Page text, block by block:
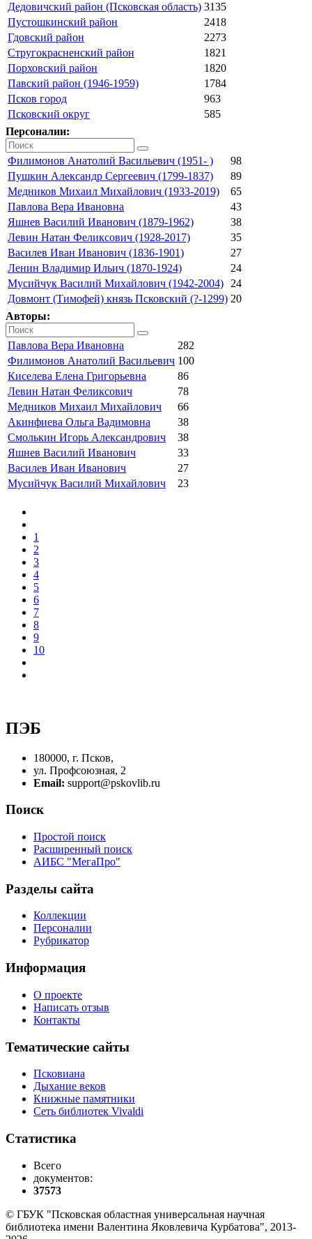
Дедовичский район (Псковская область) 3135
Пустошкинский район
2418
Гдовский район
2273
Стругокрасненский район
1821
Порховский район
1820
Павский район (1946-1959)
1784
Псков город
963
Псковский округ
585
Персоналии:
Филимонов Анатолий Васильевич (1951- )
98
Пушкин Александр Сергеевич (1799-1837)
89
Медников Михаил Михайлович (1933-2019)
65
Павлова Вера Ивановна
43
Яшнев Василий Иванович (1879-1962)
38
Левин Натан Феликсович (1928-2017)
35
Василев Иван Иванович (1836-1901)
27
Ленин Владимир Ильич (1870-1924)
24
Мусийчук Василий Михайлович (1942-2004)
24
Довмонт (Тимофей) князь Псковский (?-1299) 20
Авторы:
Павлова Вера Ивановна
282
Филимонов Анатолий Васильевич 100
Киселева Елена Григорьевна
86
Левин Натан Феликсович
78
Медников Михаил Михайлович
66
Акинфиева Ольга Вадимовна
38
Смолькин Игорь Александрович
38
Яшнев Василий Иванович
33
Василев Иван Иванович
27
Мусийчук Василий Михайлович
23
1
2
3
4
5
6
7
8
9
10
ПЭБ
180000, г. Псков,
ул. Профсоюзная, 2
Email: support@pskovlib.ru
Поиск
Простой поиск
Расширенный поиск
АИБС "МегаПро"
Разделы сайта
Коллекции
Персоналии
Рубрикатор
Информация
О проекте
Написать отзыв
Контакты
Тематические сайты
Псковиана
Дыхание веков
Книжные памятники
Сеть библиотек Vivaldi
Статистика
Всего
документов:
37573
© ГБУК "Псковская областная универсальная научная
библиотека имени Валентина Яковлевича Курбатова", 2013-